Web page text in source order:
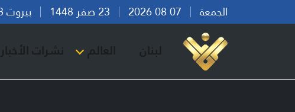
الجمعة بيروت 06:48
لبنان العالم نشرات الأخبار